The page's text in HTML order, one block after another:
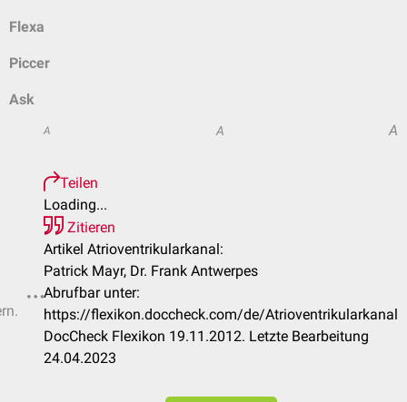
Flexa
Piccer
Ask
A A A
Teilen
Loading...
Zitieren
Artikel Atrioventrikularkanal:
Patrick Mayr, Dr. Frank Antwerpes
Abrufbar unter:
https://flexikon.doccheck.com/de/Atrioventrikularkanal
DocCheck Flexikon 19.11.2012. Letzte Bearbeitung
24.04.2023